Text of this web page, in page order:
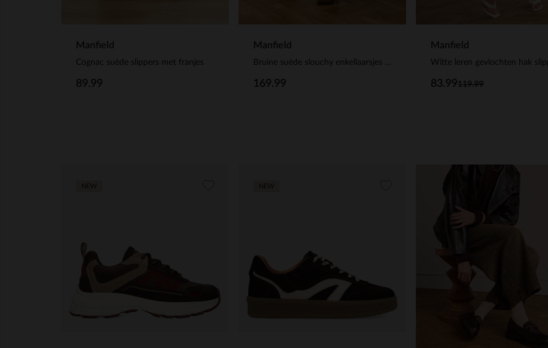
Manfield
Cognac suède slippers met franjes
89.99
Manfield
Bruine suède slouchy enkellaarsjes met hak
169.99
Manfield
Witte leren gevlochten hak
119.99
83.99